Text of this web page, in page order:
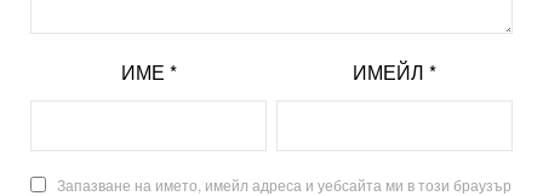
ИМЕ * ИМЕЙЛ *
Запазване на името, имейл адреса и уебсайта ми в този браузър